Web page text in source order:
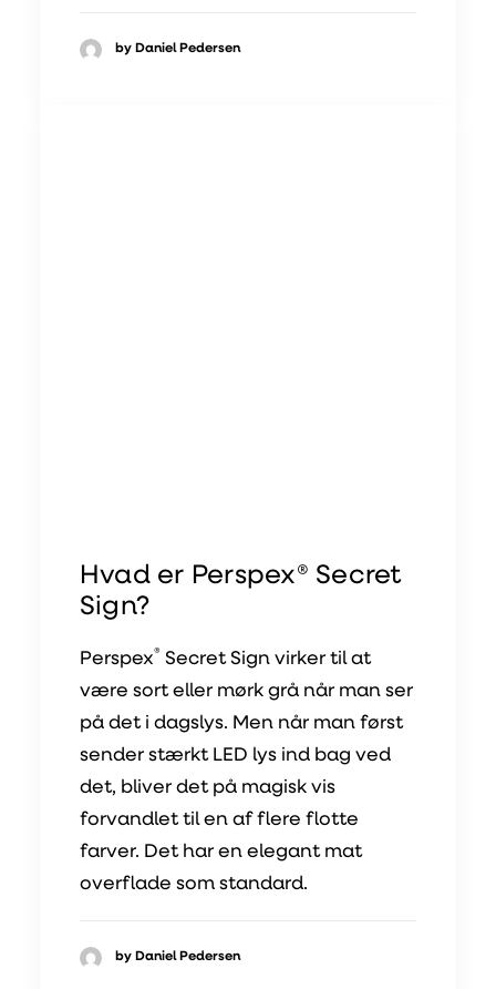
by Daniel Pedersen
Hvad er Perspex® Secret
Sign?
Perspex® Secret Sign virker til at
være sort eller mørk grå når man ser
på det i dagslys. Men når man først
sender stærkt LED lys ind bag ved
det, bliver det på magisk vis
forvandlet til en af flere flotte
farver. Det har en elegant mat
overflade som standard.
by Daniel Pedersen